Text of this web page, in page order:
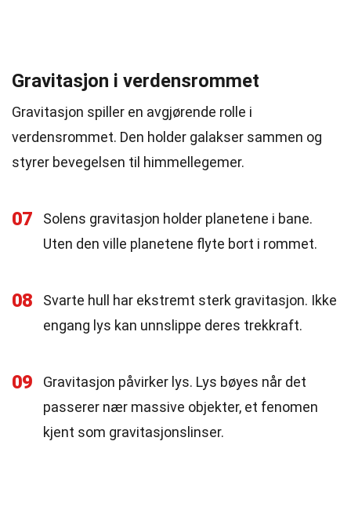
Gravitasjon i verdensrommet
Gravitasjon spiller en avgjørende rolle i
verdensrommet. Den holder galakser sammen og
styrer bevegelsen til himmellegemer.
07
Solens gravitasjon holder planetene i bane.
Uten den ville planetene flyte bort i rommet.
08
Svarte hull har ekstremt sterk gravitasjon. Ikke
engang lys kan unnslippe deres trekkraft.
09
Gravitasjon påvirker lys. Lys bøyes når det
passerer nær massive objekter, et fenomen
kjent som gravitasjonslinser.